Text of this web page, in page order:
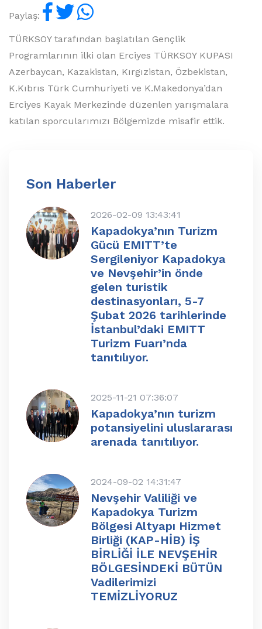
Paylaş:
TÜRKSOY tarafından başlatılan Gençlik
Programlarının ilki olan Erciyes TÜRKSOY KUPASI
Azerbaycan, Kazakistan, Kırgızistan, Özbekistan,
K.Kıbrıs Türk Cumhuriyeti ve K.Makedonya’dan
Erciyes Kayak Merkezinde düzenlen yarışmalara
katılan sporcularımızı Bölgemizde misafir ettik.
Son Haberler
2026-02-09 13:43:41
Kapadokya’nın Turizm
Gücü EMITT’te
Sergileniyor Kapadokya
ve Nevşehir’in önde
gelen turistik
destinasyonları, 5-7
Şubat 2026 tarihlerinde
İstanbul’daki EMITT
Turizm Fuarı’nda
tanıtılıyor.
2025-11-21 07:36:07
Kapadokya’nın turizm
potansiyelini uluslararası
arenada tanıtılıyor.
2024-09-02 14:31:47
Nevşehir Valiliği ve
Kapadokya Turizm
Bölgesi Altyapı Hizmet
Birliği (KAP-HİB) İŞ
BİRLİĞİ İLE NEVŞEHİR
BÖLGESİNDEKİ BÜTÜN
Vadilerimizi
TEMİZLİYORUZ